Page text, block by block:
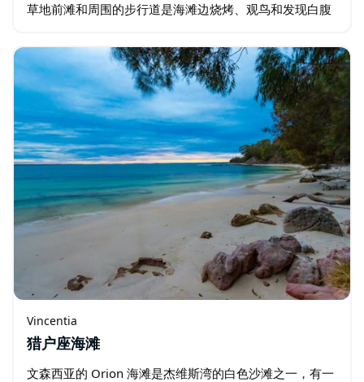
草地前滩和周围的步行道是海滩边烧烤、观鸟和发现白腹
住在该地区的 Colin…
Vincentia
猎户座海滩
文森西亚的 Orion 海滩是杰维斯湾的白色沙滩之一，有一